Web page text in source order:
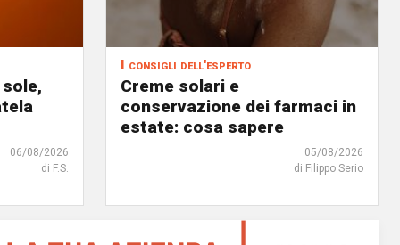
06/08/2026
di F.S.
I consigli dell'esperto
Creme solari e
conservazione dei farmaci in
estate: cosa sapere
05/08/2026
di Filippo Serio